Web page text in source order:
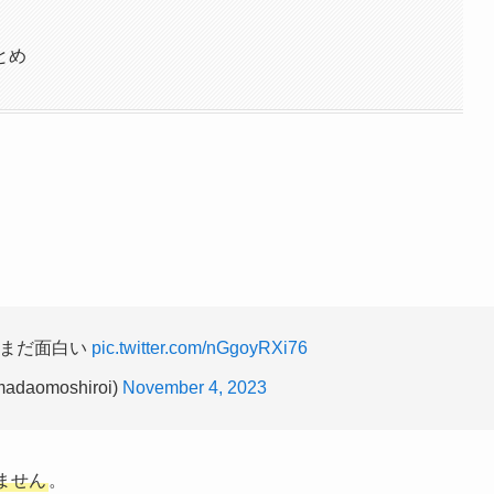
め
だ面白い pic.twitter.com/nGgoyRXi76
November 4, 2023
ん